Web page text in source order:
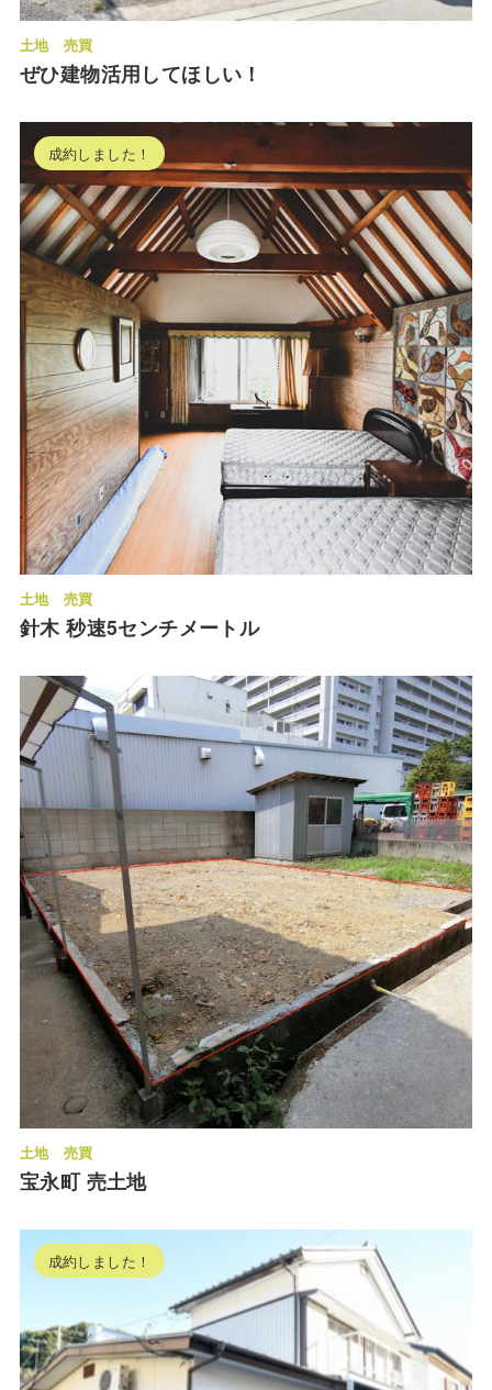
土地 売買
ぜひ建物活用してほしい！
成約しました！
土地 売買
針木 秒速5センチメートル
土地 売買
宝永町 売土地
成約しました！